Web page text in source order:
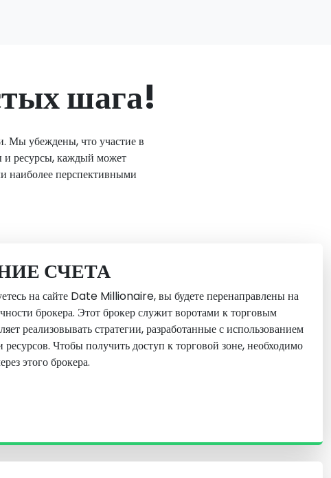
шага!
Мы убеждены, что участие в
и ресурсы, каждый может
наиболее перспективными
СЧЕТА
на сайте Date Millionaire, вы будете перенаправлены на
брокера. Этот брокер служит воротами к торговым
реализовывать стратегии, разработанные с использованием
Чтобы получить доступ к торговой зоне, необходимо
этого брокера.